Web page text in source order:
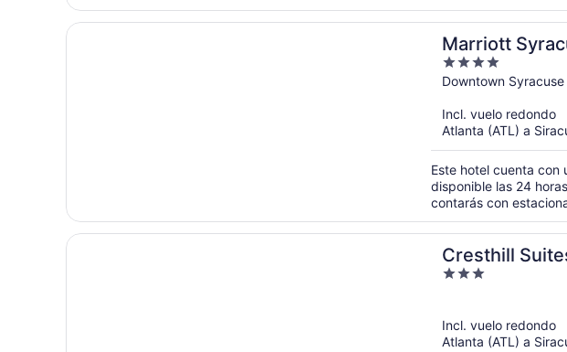
Marriott
4
out
5
Downtown Syracuse
Incl. vuelo redondo
Atlanta (ATL) a
Este hotel cuenta con
disponible las 24
contarás con
Cresthill
3
5
Incl. vuelo redondo
Atlanta (ATL) a